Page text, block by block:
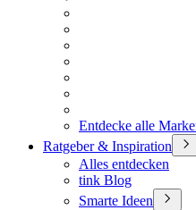
Entdecke alle
Ratgeber & Inspiration
Alles entdecken
tink Blog
Smarte Ideen